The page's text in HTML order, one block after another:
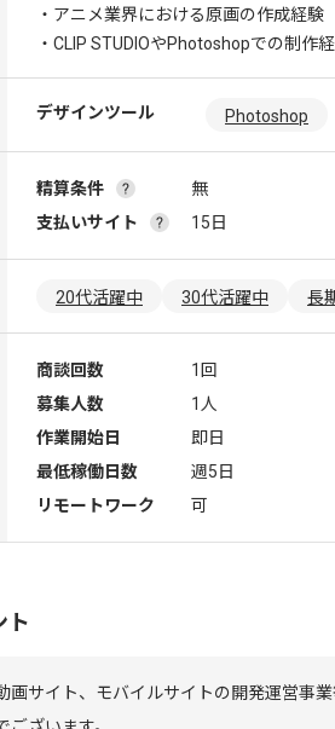
・アニメ業界における原画の作成経験
・CLIP STUDIOやPhotoshopでの制作
デザインツール Photoshop
精算条件
無
支払いサイト
15日
20代活躍中 30代活躍中 長
商談回数
1回
募集人数
1人
作業開始日
即日
最低稼働日数
週5日
リモートワーク
可
ト
画サイト、モバイルサイトの開発運営事